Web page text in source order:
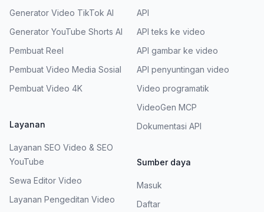
Generator Video TikTok AI
Generator YouTube Shorts AI
Pembuat Reel
Pembuat Video Media Sosial
Pembuat Video 4K
Layanan
Layanan SEO Video & SEO
YouTube
Sewa Editor Video
Layanan Pengeditan Video
API
API teks ke video
API gambar ke video
API penyuntingan video
Video programatik
VideoGen MCP
Dokumentasi API
Sumber daya
Masuk
Daftar